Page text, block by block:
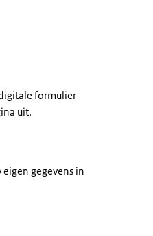
formulier
uit.
gegevens in